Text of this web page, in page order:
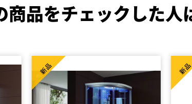
商品をチェックした人
新品 新品